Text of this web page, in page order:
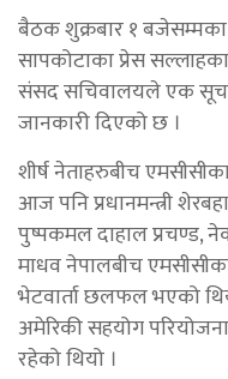
बैठक शुक्रबार १
सापकोटाका प्रेस
संसद सचिवालयले एक
जानकारी दिएको छ ।
शीर्ष नेताहरुबीच
आज पनि प्रधानमन्त्री
पुष्पकमल दाहाल प्रचण्ड,
माधव नेपालबीच
भेटवार्ता छलफल भएको
अमेरिकी सहयोग
रहेको थियो ।